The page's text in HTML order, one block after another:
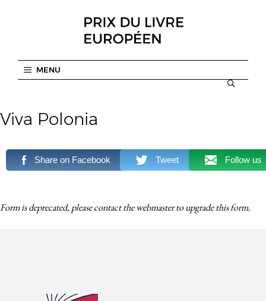
MENU
Viva Polonia
Share on Facebook Tweet Follow us
Form is deprecated, please contact the webmaster toupgradethis form.